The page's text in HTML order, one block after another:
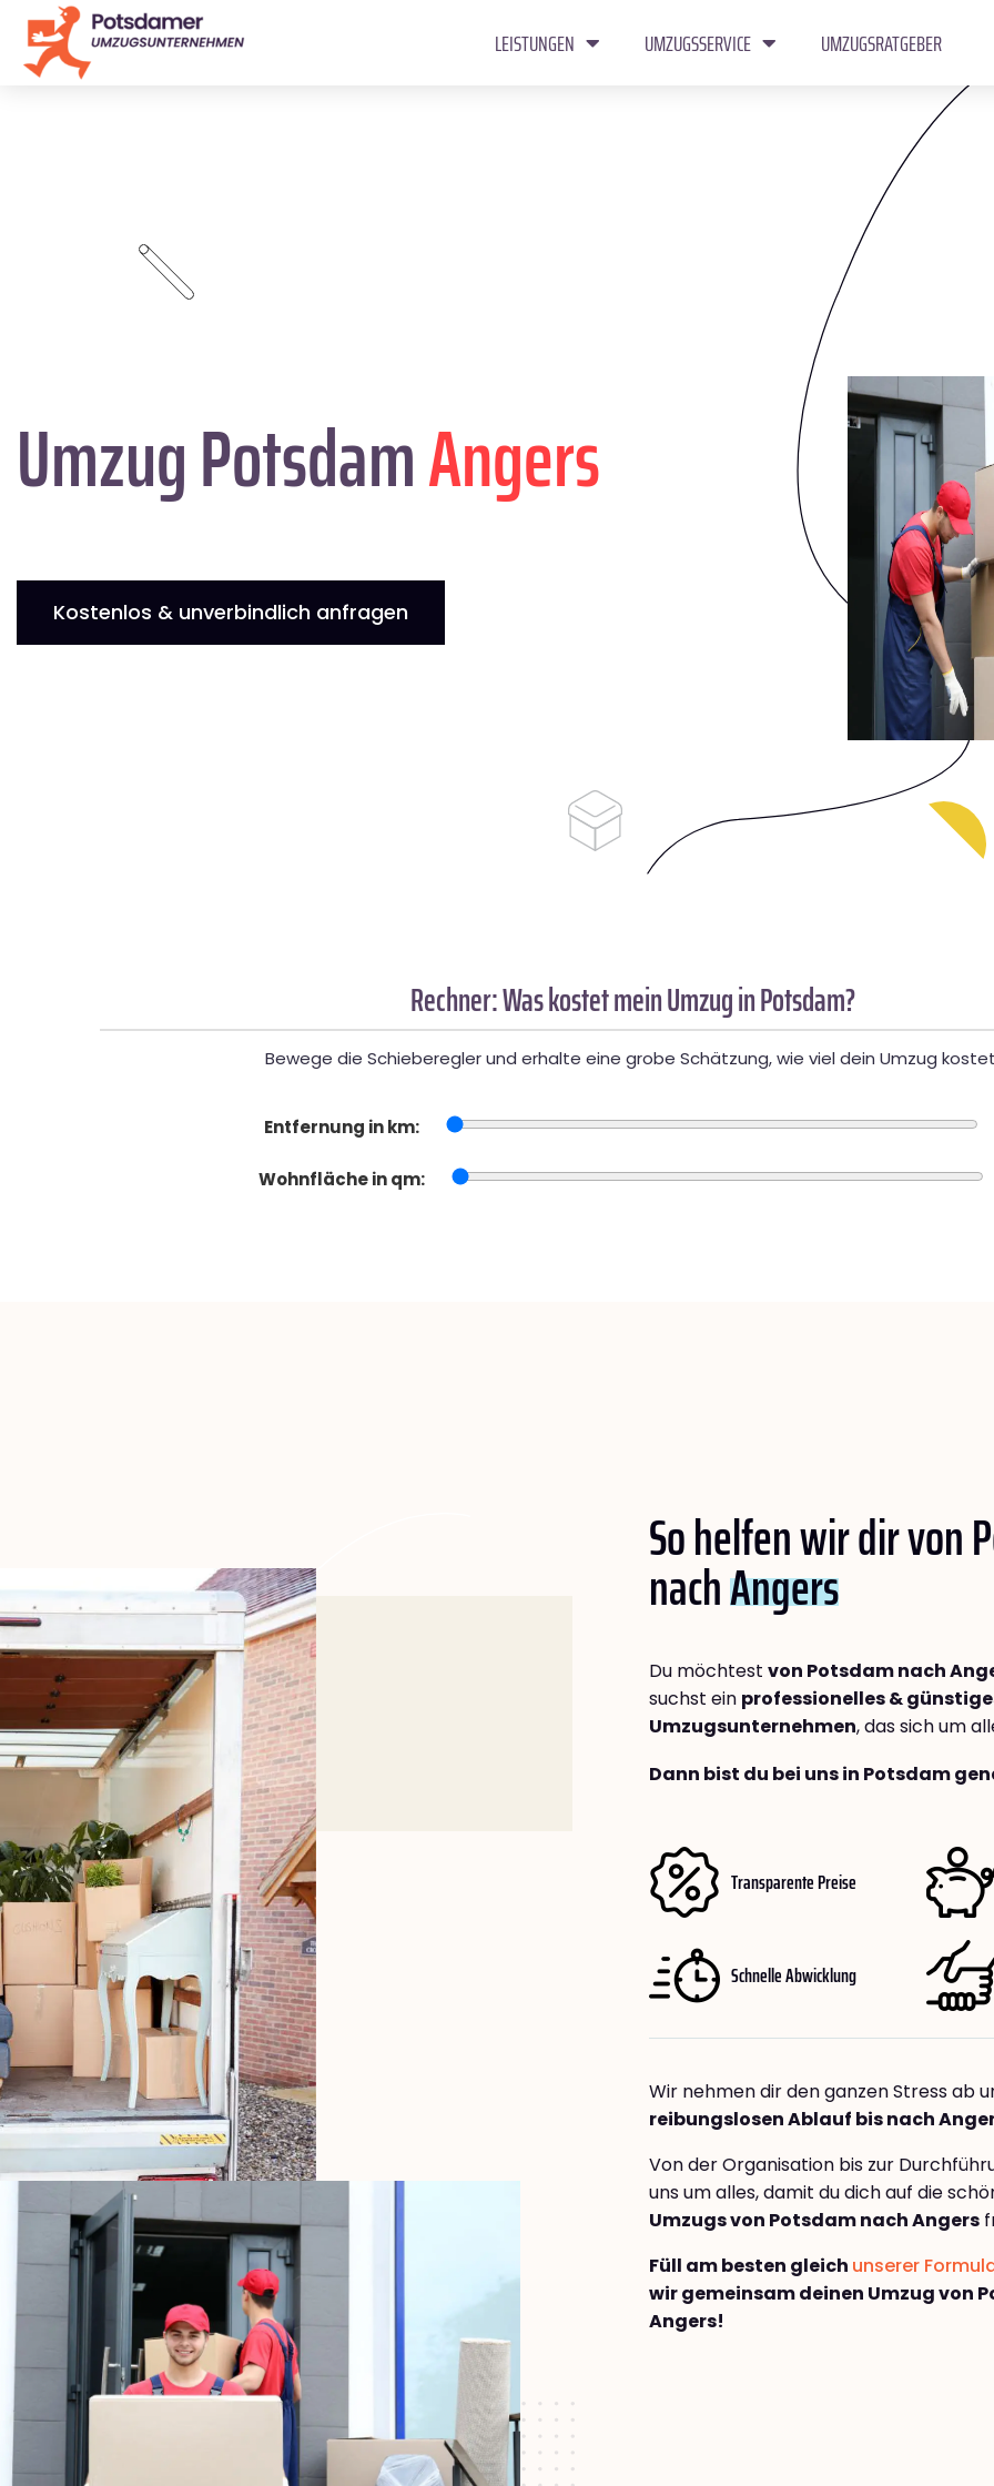
LEISTUNGEN UMZUGSSERVICE UMZUGSRATGEBER
Umzug PotsdamAngers
Kostenlos & unverbindlich anfragen
Rechner: Was kostet mein Umzug in Potsdam?
Bewege die Schieberegler und erhalte eine grobe Schätzung, wie viel dein Umzug
Entfernung in km:
Wohnfläche in qm:
So helfen wir dir von
nachAngers
Du möchtest von Potsdam nach
suchst ein professionelles &
Umzugsunternehmen, das sich um
Dann bist du bei uns in Potsdam
Transparente Preise
Schnelle Abwicklung
Wir nehmen dir den ganzen Stress ab
reibungslosen Ablauf bis nach
Von der Organisation bis zur
uns um alles, damit du dich auf die
Umzugs von Potsdam nach Angers
Füll am besten gleich unserer
wir gemeinsam deinen Umzug von
Angers!